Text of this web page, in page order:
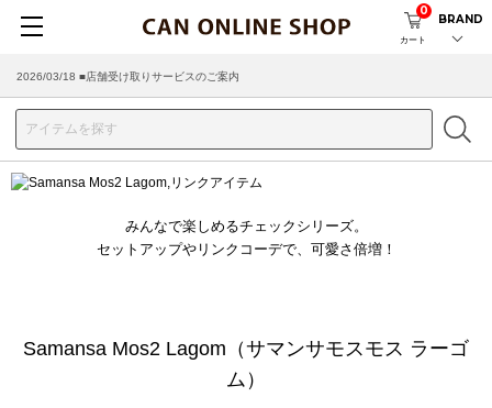
カート
0
BRAND
2026/03/18 ■店舗受け取りサービスのご案内
みんなで楽しめるチェックシリーズ。
セットアップやリンクコーデで、可愛さ倍増！
Samansa Mos2 Lagom（サマンサモスモス ラーゴ
ム）